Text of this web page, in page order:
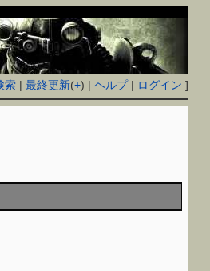
索 |最終更新(+) |ヘルプ| ログイン ]